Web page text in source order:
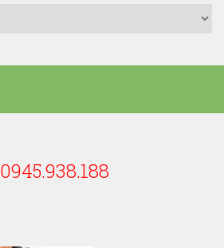
0945.938.188